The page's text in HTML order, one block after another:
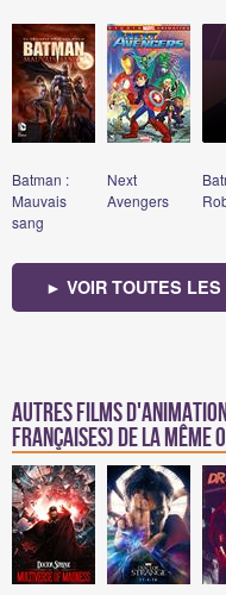
Batman :
Mauvais
sang
Next
Avengers
► VOIR TOUTES
Autres films
françaises) de la même